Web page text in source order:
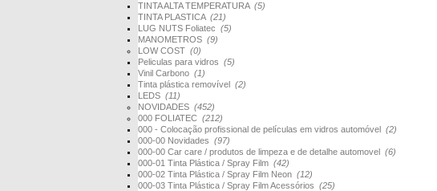
TINTA ALTA TEMPERATURA (5)
TINTA PLASTICA (21)
LUG NUTS Foliatec (5)
MANOMETROS (9)
LOW COST (0)
Peliculas para vidros (5)
Vinil Carbono (1)
Tinta plástica removível (2)
LEDS (11)
NOVIDADES (452)
000 FOLIATEC (212)
000 - Colocação profissional de películas em vidros automóvel (2)
000-00 Novidades (97)
000-00 Car care / produtos de limpeza e de detalhe automovel (6)
000-01 Tinta Plástica / Spray Film (42)
000-02 Tinta Plástica / Spray Film Neon (12)
000-03 Tinta Plástica / Spray Film Acessórios (25)